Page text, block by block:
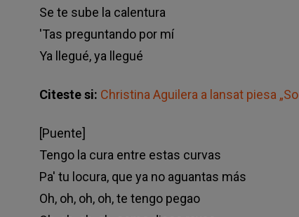
Se te sube la calentura
'Tas preguntando por mí
Ya llegué, ya llegué
Citeste si: Christina Aguilera a lansat piesa
[Puente]
Tengo la cura entre estas curvas
Pa' tu locura, que ya no aguantas más
Oh, oh, oh, oh, te tengo pegao